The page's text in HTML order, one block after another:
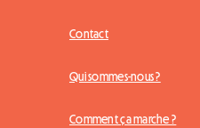
Contact
Qui sommes-nous ?
Comment ça marche ?